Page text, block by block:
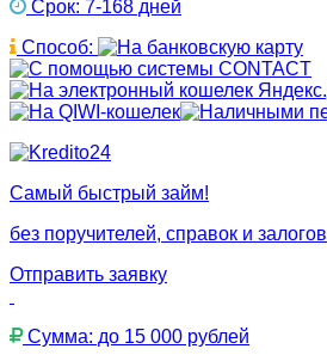
Срок: 7-168 дней
Способ:
Самый быстрый займ!
без поручителей, справок и залогов
Отправить заявку
Сумма: до 15 000 рублей